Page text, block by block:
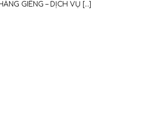
GIÊNG – DỊCH VỤ [...]